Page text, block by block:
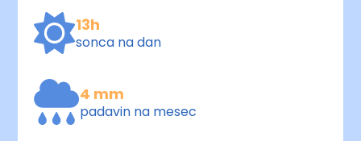
13h
sonca na dan
4 mm
padavin na mesec